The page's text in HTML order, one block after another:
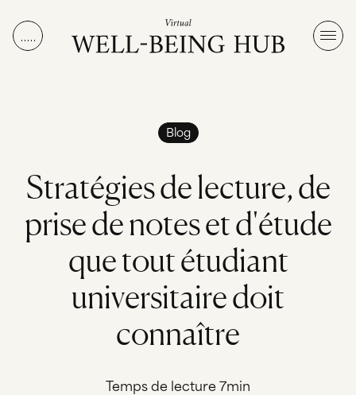
Blog
Stratégiesdelecture,de
prisedenotesetd'étude
quetoutétudiant
universitairedoit
connaître
Temps de lecture 7min